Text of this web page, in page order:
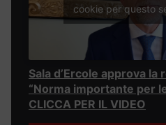
cookie per questo
Sala d’Ercole approva
“Norma importante per
CLICCA PER IL VIDEO